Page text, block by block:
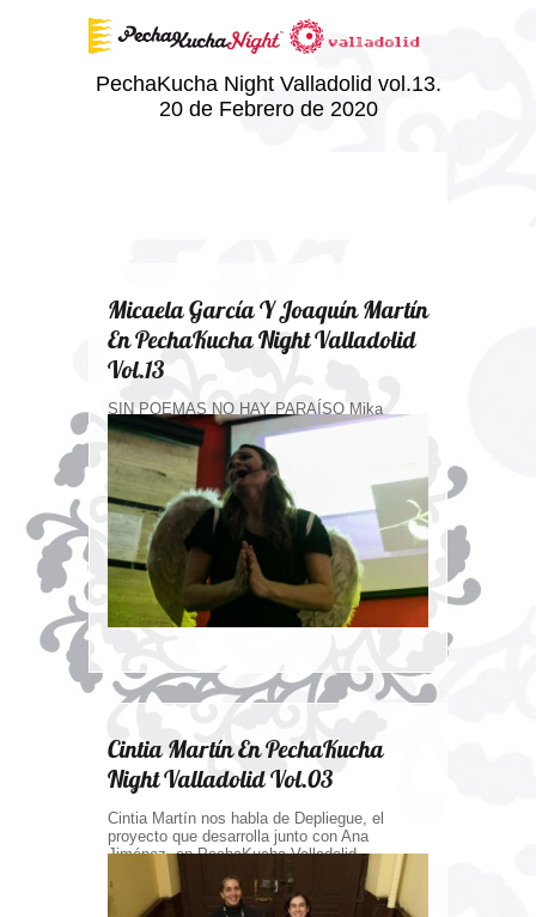
PechaKucha Night Valladolid vol.13.
20 de Febrero de 2020
Micaela García Y Joaquín Martín
En PechaKucha Night Valladolid
Vol.13
SIN POEMAS NO HAY PARAÍSO Mika
y Joaquín nos presentaron «UN POEMARIO
DIFERENTE»:...
Cintia Martín En PechaKucha
Night Valladolid Vol.03
Cintia Martín nos habla de Depliegue, el
proyecto que desarrolla junto con Ana
Jiménez, en PechaKucha Valladolid